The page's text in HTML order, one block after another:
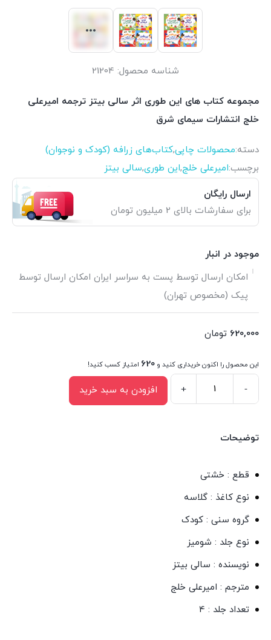
شناسه محصول: 21204
مجموعه کتاب های این طوری اثر سالی بیتز ترجمه امیرعلی
خلج انتشارات سیمای شرق
دسته:محصولات چاپی,کتاب‌های زرافه (کودک و نوجوان)
برچسب:امیرعلی خلج,این طوری,سالی بیتز
ارسال رایگان
برای سفارشات بالای 2 میلیون تومان
موجود در انبار
امکان ارسال توسط پست به سراسر ایران امکان ارسال توسط
پیک (مخصوص تهران)
620,000 تومان
این محصول را اکنون خریداری کنید و 620 امتیاز کسب کنید!
های
طوری
سالی
بیتز
ترجمه
امیرعلی
انتشارات
سیمای
-
+ افزودن به سبد خرید
توضیحات
قطع : خشتی
نوع کاغذ : گلاسه
گروه سنی : کودک
نوع جلد : شومیز
نویسنده : سالی بیتز
مترجم : امیرعلی خلج
تعداد جلد : 4